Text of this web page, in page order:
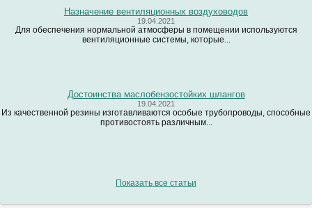
Назначение вентиляционных воздуховодов
19.04.2021
Для обеспечения нормальной атмосферы в помещении используются
вентиляционные системы, которые...
Достоинства маслобензостойких шлангов
19.04.2021
Из качественной резины изготавливаются особые трубопроводы, способные
противостоять различным...
Показать все статьи